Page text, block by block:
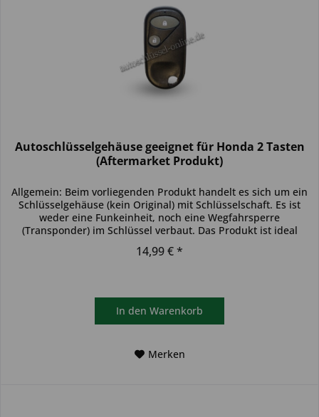
Autoschlüsselgehäuse geeignet für Honda 2 Tasten
(Aftermarket Produkt)
Allgemein: Beim vorliegenden Produkt handelt es sich um ein
Schlüsselgehäuse (kein Original) mit Schlüsselschaft. Es ist
weder eine Funkeinheit, noch eine Wegfahrsperre
(Transponder) im Schlüssel verbaut. Das Produkt ist ideal
14,99 € *
In den Warenkorb
Merken